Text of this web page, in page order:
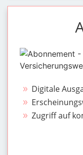
Digitale
Zugriff auf